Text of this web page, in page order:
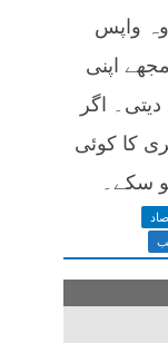
واپس
اپنی
اگر
کا کوئی
سکے۔